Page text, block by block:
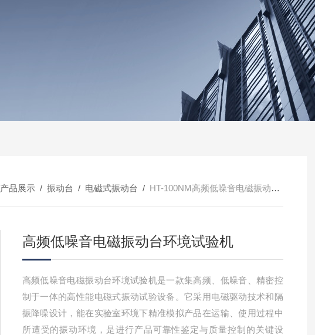
产品展示/ 振动台 / 电磁式振动台 / HT-100NM高频低噪音电磁振动台环境试验机
高频低噪音电磁振动台环境试验机
高频低噪音电磁振动台环境试验机是一款集高频、低噪音、精密控
制于一体的高性能电磁式振动试验设备。它采用电磁驱动技术和隔
振降噪设计，能在实验室环境下精准模拟产品在运输、使用过程中
所遭受的振动环境，是进行产品可靠性鉴定与质量控制的关键设